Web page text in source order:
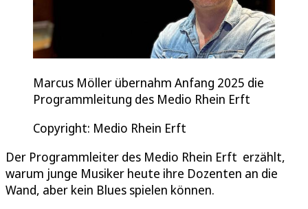
Marcus Möller übernahm Anfang 2025 die
Programmleitung des Medio Rhein Erft
Copyright: Medio Rhein Erft
Der Programmleiter des Medio Rhein Erft erzählt,
warum junge Musiker heute ihre Dozenten an die
Wand, aber kein Blues spielen können.